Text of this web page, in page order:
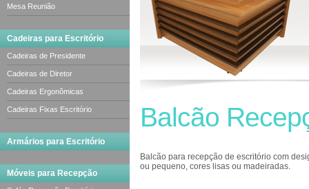
Mesa Reunião
Cadeiras para Escritório
Cadeiras de Presidente
Cadeiras de Diretor
Cadeiras Ergonômicas
Cadeiras Fixas Escritório
Armários para Escritório
Móveis para Recepção
Balcão
Balcão para recepção de escritório com
ou pequeno, cores lisas ou madeiradas.